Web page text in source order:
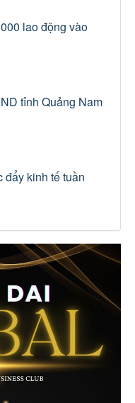
lao động vào
tỉnh Quảng Nam
đẩy kinh tế tuần